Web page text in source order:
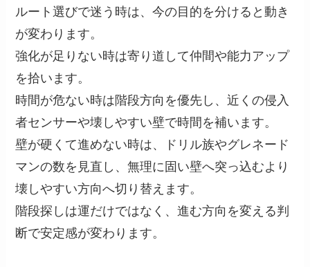
ルート選びで迷う時は、今の目的を分けると動き
が変わります。
強化が足りない時は寄り道して仲間や能力アップ
を拾います。
時間が危ない時は階段方向を優先し、近くの侵入
者センサーや壊しやすい壁で時間を補います。
壁が硬くて進めない時は、ドリル族やグレネード
マンの数を見直し、無理に固い壁へ突っ込むより
壊しやすい方向へ切り替えます。
階段探しは運だけではなく、進む方向を変える判
断で安定感が変わります。